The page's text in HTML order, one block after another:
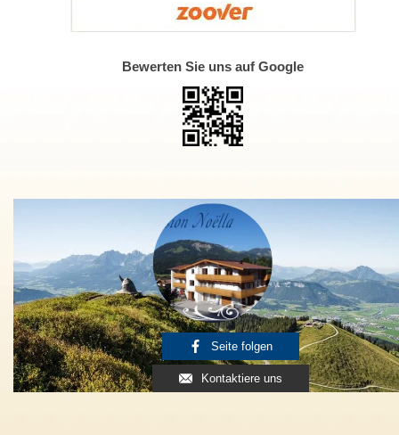
Bewerten Sie uns auf Google
Seite folgen
Kontaktiere uns